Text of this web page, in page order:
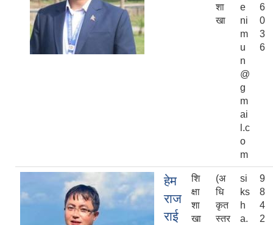
शा
खा
e
ni
m
u
n
@
g
m
ai
l.c
o
m
6
0
3
6
हेम
राज
राई
शि
क्षा
शा
खा
(अ
धि
कृत
स्तर
si
ks
h
a.
9
8
4
2